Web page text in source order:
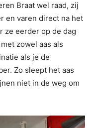
Braat wel raad, zij
en varen direct na het
ze eerder op de dag
zowel aas als
als je de
Zo sleept het aas
niet in de weg om